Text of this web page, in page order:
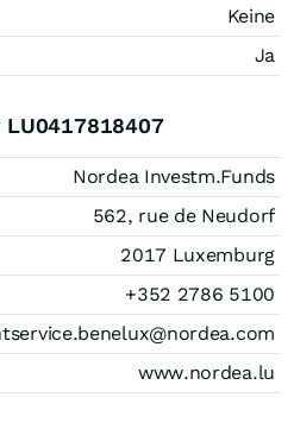
Keine
Ja
Nordea Investm.Funds
562, rue de Neudorf
2017 Luxemburg
+352 2786 5100
www.nordea.lu